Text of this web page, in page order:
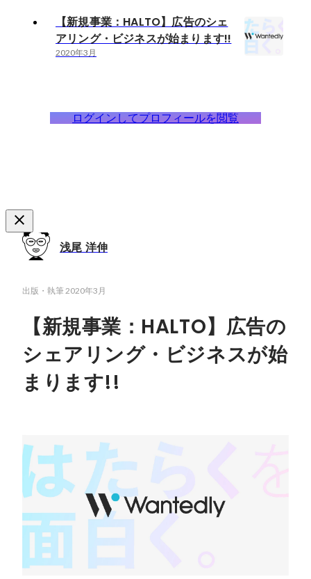
【新規事業：HALTO】広告のシェ
アリング・ビジネスが始まります!!
2020年3月
ログインしてプロフィールを閲覧
浅尾 洋伸
出版・執筆2020年3月
【新規事業：HALTO】広告の
シェアリング・ビジネスが始
まります!!